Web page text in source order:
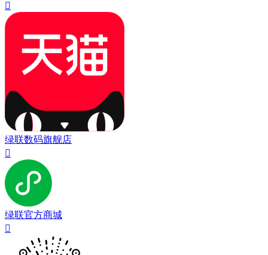

绿联数码旗舰店

绿联官方商城
